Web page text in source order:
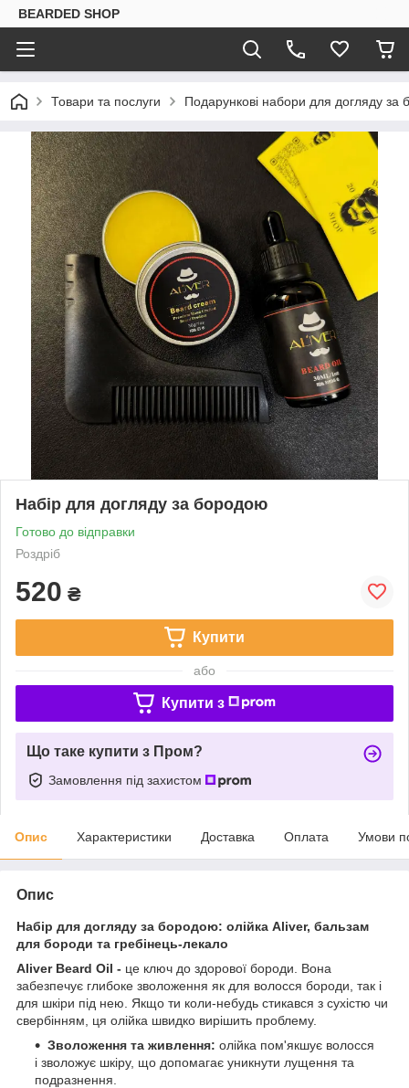
BEARDED SHOP
Товари та послуги Подарункові набори для догляду за
Набір для догляду за бородою
Готово до відправки
Роздріб
520 ₴
Купити
або
Купити з
Що таке купити з Пром?
Замовлення під захистом
Опис Характеристики Доставка Оплата Умови
Опис
Набір для догляду за бородою: олійка Aliver, бальзам
для бороди та гребінець-лекало
Aliver Beard Oil - це ключ до здорової бороди. Вона
забезпечує глибоке зволоження як для волосся бороди, так і
для шкіри під нею. Якщо ти коли-небудь стикався з сухістю чи
свербінням, ця олійка швидко вирішить проблему.
Зволоження та живлення: олійка пом'якшує волосся
і зволожує шкіру, що допомагає уникнути лущення та
подразнення.